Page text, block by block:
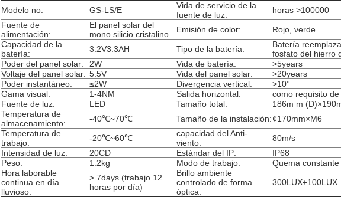
Modelo no: GS-LS/E
Vida de servicio de la
fuente de luz:
horas >100000
Fuente de
alimentación:
El panel solar del
mono silicio cristalino
Emisión de color:
Rojo, verde
Capacidad de la
batería:
3.2V3.3AH Tipo de la batería:
Batería
fosfato del hierro
Poder del panel solar:
2W Vida de batería:
>5years
Voltaje del panel solar: 5.5V Vida del panel solar:
>20years
Poder instantáneo:
≤2W Divergencia vertical:
>10°
Gama visual:
1-4NM Salida horizontal:
como requisito
Fuente de luz:
LED Tamaño total:
186m m
Temperatura de
almacenamiento:
-40℃~70℃ Tamaño de la instalación:¢170mm×M6
Temperatura de
trabajo:
-20℃~60℃
capacidad del Anti-
viento:
80m/s
Intensidad de luz:
20CD Estándar del IP:
IP68
Peso:
1.2kg Modo de trabajo:
Quema constante
Hora laborable
continua en día
lluvioso:
> 7days (trabajo 12
horas por día)
Brillo ambiente
controlado de forma
óptica:
300LUX±100LUX